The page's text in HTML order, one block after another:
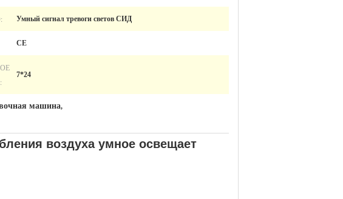
Умный сигнал тревоги светов СИД
CE
7*24
машина,
воздуха умное освещает